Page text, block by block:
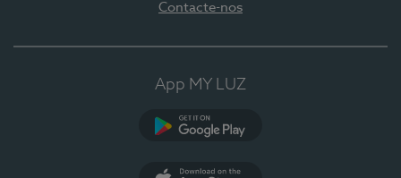
Contacte-nos
App MY LUZ